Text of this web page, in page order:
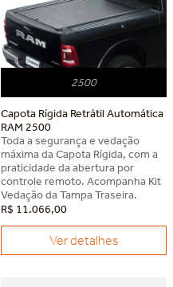
2500
Capota Rígida Retrátil Automática
RAM 2500
Toda a segurança e vedação
máxima da Capota Rígida, com a
praticidade da abertura por
controle remoto. Acompanha Kit
Vedação da Tampa Traseira.
R$ 11.066,00
Ver detalhes